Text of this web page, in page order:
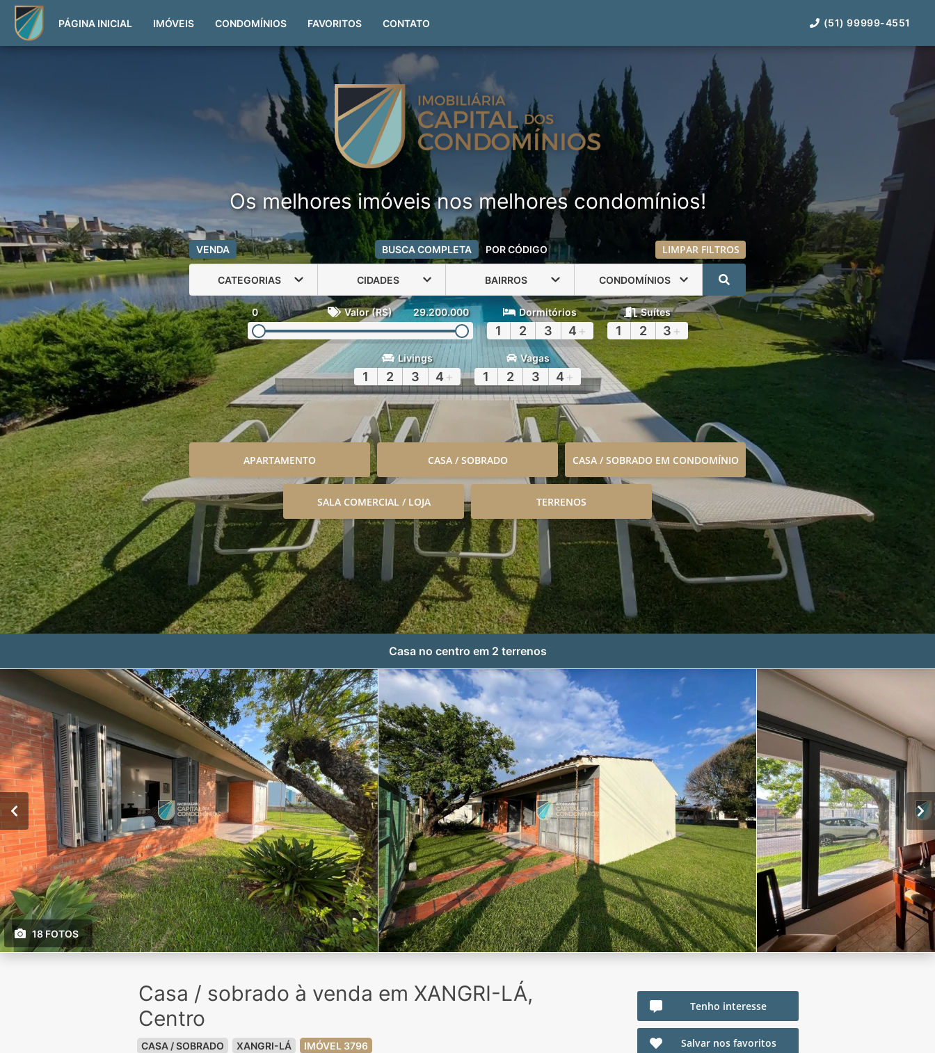
PÁGINA INICIAL IMÓVEIS CONDOMÍNIOS FAVORITOS CONTATO (51) 99999-4551
Os melhores imóveis nos melhores condomínios!
VENDA BUSCA COMPLETA POR CÓDIGO LIMPAR FILTROS
CATEGORIAS CIDADES BAIRROS CONDOMÍNIOS
0 Valor (R$) 29.200.000 Dormitórios
1 2 3 4 +
Suítes
1 2 3 +
Livings
1 2 3 4 +
Vagas
1 2 3 4 +
APARTAMENTO CASA / SOBRADO CASA / SOBRADO EM CONDOMÍNIO
SALA COMERCIAL / LOJA TERRENOS
Casa no centro em 2 terrenos
18 FOTOS
Casa / sobrado à venda em XANGRI-LÁ,
Centro
CASA / SOBRADO XANGRI-LÁ IMÓVEL 3796
Tenho interesse
Salvar nos favoritos